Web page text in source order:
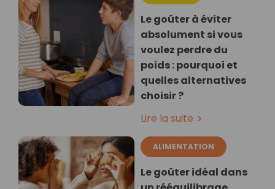
Le goûter à éviter
absolument si vous
voulez perdre du
poids : pourquoi et
quelles alternatives
choisir ?
Lire la suite
ALIMENTATION
Le goûter idéal dans